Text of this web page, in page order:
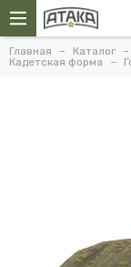
Главная Каталог
Кадетская форма